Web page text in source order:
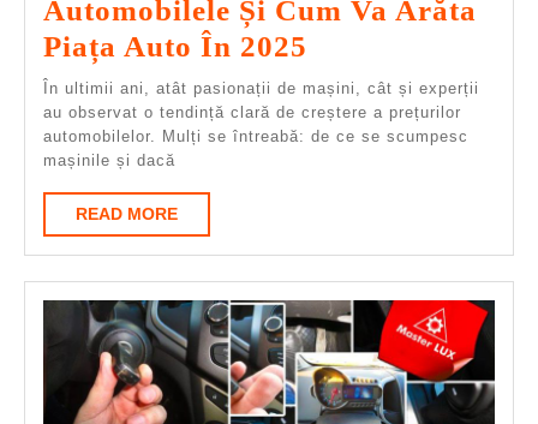
Automobilele Și Cum Va Arăta
Piața Auto În 2025
Ce
Se
Scumpesc
Cum
Va
Arăta
Piața
Auto
În ultimii ani, atât pasionații de mașini, cât și experții
au observat o tendință clară de creștere a prețurilor
automobilelor. Mulți se întreabă: de ce se scumpesc
mașinile și dacă
READ MOREREAD
MORE